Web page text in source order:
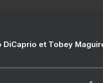
DiCaprio et Tobey